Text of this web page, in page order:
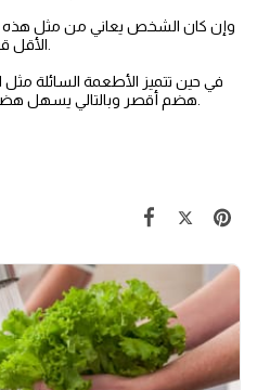
وإن كان الشخص يعاني من مثل هذه
الأقل قبل ثلاث إلى أربع ساعات قبل النوم.
في حين تتميز الأطعمة السائلة
هضم أقصر وبالتالي يسهل هضمها، ويمكن تناولها حتى قبل النوم.